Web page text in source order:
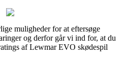
muligheder for at eftersøge
og derfor går vi ind for, at du
af Lewmar EVO skødespil